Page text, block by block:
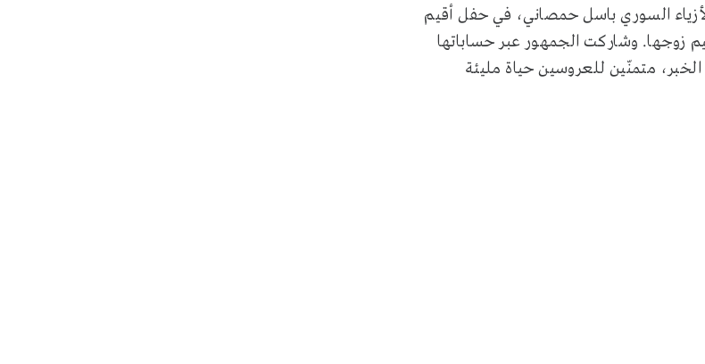
السوري باسل حمصاني، في حفل أقيم
زوجها. وشاركت الجمهور عبر حساباتها
متمنّين للعروسين حياة مليئة